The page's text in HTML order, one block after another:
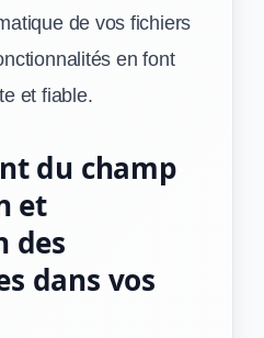
de vos fichiers
en font
et fiable.
du champ
et
des
dans vos